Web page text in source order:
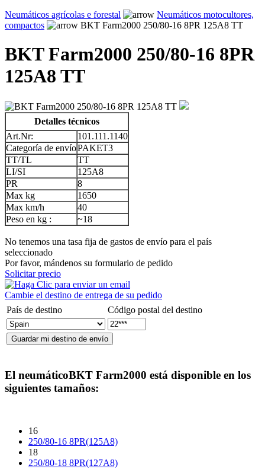
Neumáticos agrícolas e forestal
Neumáticos motocultores,
compactos
BKT Farm2000 250/80-16 8PR 125A8 TT
BKT Farm2000 250/80-16 8PR
125A8 TT
Detalles técnicos
Art.Nr:
101.111.1140
Categoría de envíoPAKET3
TT/TL
TT
LI/SI
125A8
PR
8
Max kg
1650
Max km/h
40
Peso en kg :
~18
No tenemos una tasa fija de gastos de envío para el país
seleccionado
Por favor, mándenos su formulario de pedido
Solicitar precio
Cambie el destino de entrega de su pedido
País de destino
Código postal del destino
El neumáticoBKT Farm2000 está disponible en los
siguientes tamaños:
16
250/80-16 8PR(125A8)
18
250/80-18 8PR(127A8)